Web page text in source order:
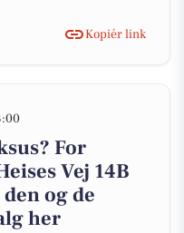
Kopiér link
For
Vej 14B
og de
her